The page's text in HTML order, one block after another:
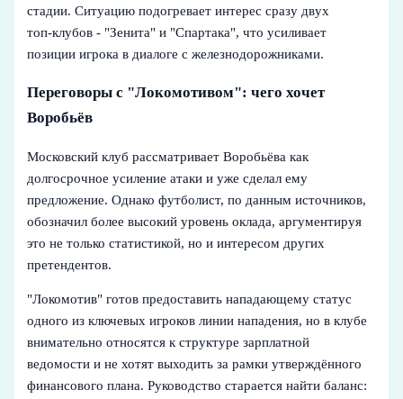
стадии. Ситуацию подогревает интерес сразу двух
топ‑клубов - "Зенита" и "Спартака", что усиливает
позиции игрока в диалоге с железнодорожниками.
Переговоры с "Локомотивом": чего хочет
Воробьёв
Московский клуб рассматривает Воробьёва как
долгосрочное усиление атаки и уже сделал ему
предложение. Однако футболист, по данным источников,
обозначил более высокий уровень оклада, аргументируя
это не только статистикой, но и интересом других
претендентов.
"Локомотив" готов предоставить нападающему статус
одного из ключевых игроков линии нападения, но в клубе
внимательно относятся к структуре зарплатной
ведомости и не хотят выходить за рамки утверждённого
финансового плана. Руководство старается найти баланс: